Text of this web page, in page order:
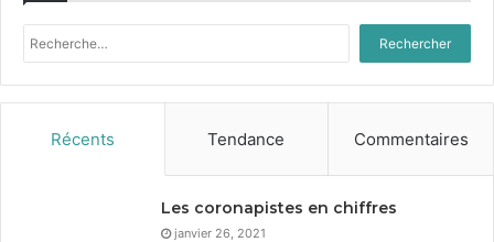
Rechercher :
Récents Tendance Commentaires
Les coronapistes en chiffres
janvier 26, 2021